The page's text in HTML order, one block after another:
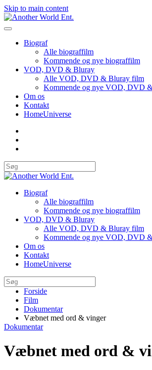
Skip to main content
Biograf
Alle biograffilm
Kommende og nye biograffilm
VOD, DVD & Bluray
Alle VOD, DVD & Bluray film
Kommende og nye VOD, DVD
Om os
Kontakt
HomeUniverse
Biograf
Alle biograffilm
Kommende og nye biograffilm
VOD, DVD & Bluray
Alle VOD, DVD & Bluray film
Kommende og nye VOD, DVD
Om os
Kontakt
HomeUniverse
Forside
Film
Dokumentar
Væbnet med ord & vinger
Dokumentar
Væbnet med ord &